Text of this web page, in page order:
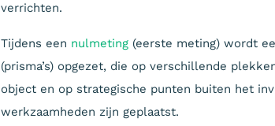
verrichten.
Tijdens een nulmeting (eerste meting) wordt
(prisma’s) opgezet, die op verschillende
object en op strategische punten buiten het
werkzaamheden zijn geplaatst.